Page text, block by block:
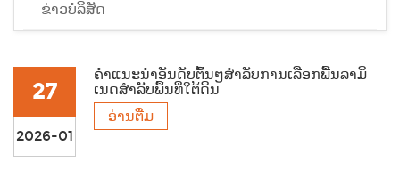
ຂ່າວບໍລິສັດ
27
2026-01
ຄຳແນະນຳອັນດັບຕົ້ນໆສຳລັບການເລືອກພື້ນລາມິ
ເນດສຳລັບພື້ນທີ່ໃຕ້ດິນ
ອ່ານຕື່ມ